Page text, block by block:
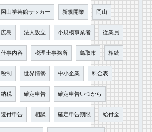
岡山学芸館サッカー 新規開業 岡山
広島 法人設立 小規模事業者 従業員
仕事内容 税理士事務所 鳥取市 相続
税制 世界情勢 中小企業 料金表
納税 確定申告 確定申告いつから
還付申告 相談 確定申告期限 給付金